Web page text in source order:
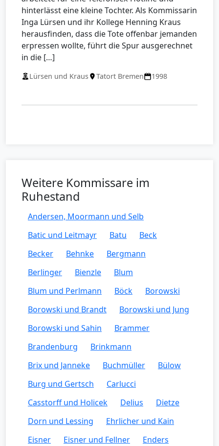
hinterlässt eine kleine Tochter. Als Kommissarin
Inga Lürsen und ihr Kollege Henning Kraus
herausfinden, dass die Tote offenbar jemanden
erpressen wollte, führt die Spur ausgerechnet
in die […]
Lürsen und Kraus Tatort Bremen 1998
Weitere Kommissare im
Ruhestand
Andersen, Moormann und Selb
Batic und Leitmayr
Batu
Beck
Becker
Behnke
Bergmann
Berlinger
Bienzle
Blum
Blum und Perlmann
Böck
Borowski
Borowski und Brandt
Borowski und Jung
Borowski und Sahin
Brammer
Brandenburg
Brinkmann
Brix und Janneke
Buchmüller
Bülow
Burg und Gertsch
Carlucci
Casstorff und Holicek
Delius
Dietze
Dorn und Lessing
Ehrlicher und Kain
Eisner
Eisner und Fellner
Enders